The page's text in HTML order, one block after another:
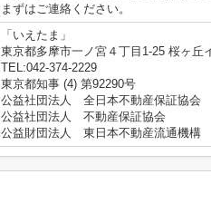
まずはご連絡ください。
「いえたま」
東京都多摩市一ノ宮４丁目1-25 桜ヶ丘
TEL:042-374-2229
東京都知事 (4) 第92290号
公益社団法人 全日本不動産保証協会
公益社団法人 不動産保証協会
公益財団法人 東日本不動産流通機構